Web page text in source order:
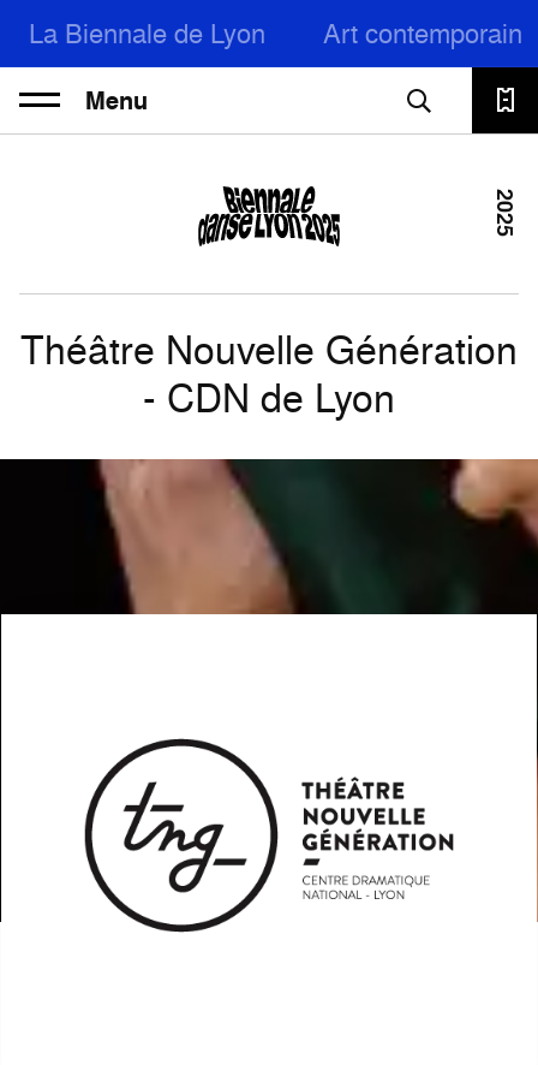
La Biennale de Lyon Art contemporain
Menu
Théâtre Nouvelle Génération
- CDN de Lyon
2025